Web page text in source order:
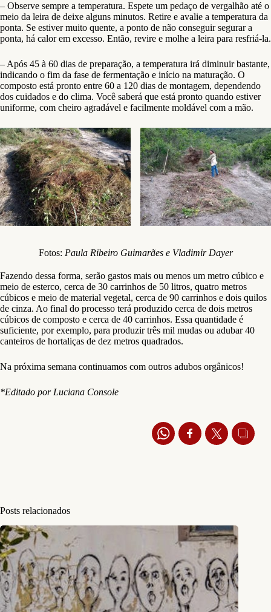
– Observe sempre a temperatura. Espete um pedaço de vergalhão até o
meio da leira de deixe alguns minutos. Retire e avalie a temperatura da
ponta. Se estiver muito quente, a ponto de não conseguir segurar a
ponta, há calor em excesso. Então, revire e molhe a leira para resfriá-la.
– Após 45 à 60 dias de preparação, a temperatura irá diminuir bastante,
indicando o fim da fase de fermentação e início na maturação. O
composto está pronto entre 60 a 120 dias de montagem, dependendo
dos cuidados e do clima. Você saberá que está pronto quando estiver
uniforme, com cheiro agradável e facilmente moldável com a mão.
Fotos: Paula Ribeiro Guimarães e Vladimir Dayer
Fazendo dessa forma, serão gastos mais ou menos um metro cúbico e
meio de esterco, cerca de 30 carrinhos de 50 litros, quatro metros
cúbicos e meio de material vegetal, cerca de 90 carrinhos e dois quilos
de cinza. Ao final do processo terá produzido cerca de dois metros
cúbicos de composto e cerca de 40 carrinhos. Essa quantidade é
suficiente, por exemplo, para produzir três mil mudas ou adubar 40
canteiros de hortaliças de dez metros quadrados.
Na próxima semana continuamos com outros adubos orgânicos!
*Editado por Luciana Console
Posts relacionados